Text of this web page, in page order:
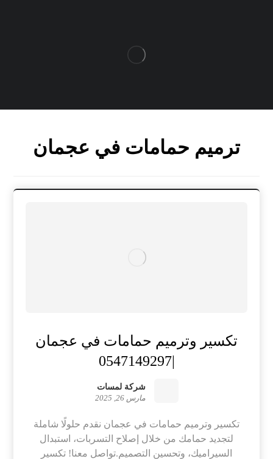
ترميم حمامات في عجمان
تكسير وترميم حمامات في عجمان
|0547149297
شركة لمسات
مارس 26, 2025
تكسير وترميم حمامات في عجمان نقدم حلولًا شاملة
لتجديد حمامك من خلال إصلاح التسربات، استبدال
السيراميك، وتحسين التصميم.تواصل معنا! تكسير